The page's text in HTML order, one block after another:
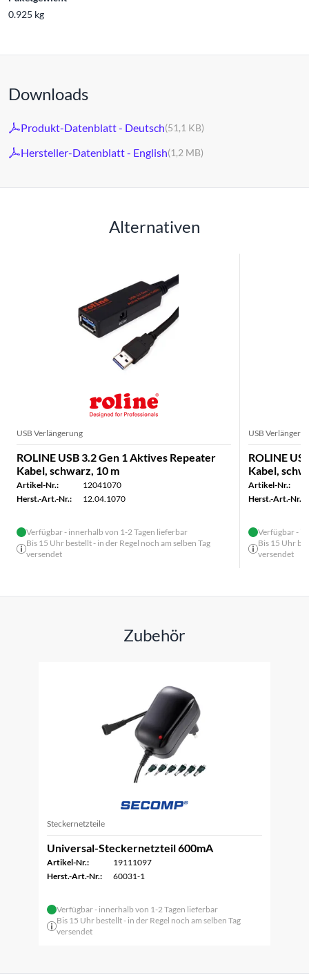
0.925 kg
Downloads
Produkt-Datenblatt - Deutsch(51,1 KB)
Hersteller-Datenblatt - English(1,2 MB)
Alternativen
USB Verlängerung
ROLINE USB 3.2 Gen 1 Aktives Repeater
Kabel, schwarz, 10 m
Artikel-Nr.:
12041070
Herst.-Art.-Nr.:
12.04.1070
Verfügbar - innerhalb von 1-2 Tagen lieferbar
Bis 15 Uhr bestellt - in der Regel noch am selben Tag
versendet
USB
ROLINE
Kabel,
Artikel-Nr.:
Herst.-Art.-Nr.:
Verfügbar -
Bis 15 Uhr
versendet
Zubehör
Steckernetzteile
Universal-Steckernetzteil 600mA
Artikel-Nr.:
19111097
Herst.-Art.-Nr.:
60031-1
Verfügbar - innerhalb von 1-2 Tagen lieferbar
Bis 15 Uhr bestellt - in der Regel noch am selben Tag
versendet